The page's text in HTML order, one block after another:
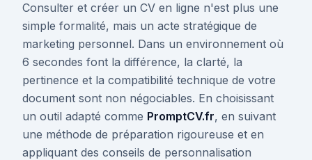
Consulter et créer un CV en ligne n'est plus une
simple formalité, mais un acte stratégique de
marketing personnel. Dans un environnement où
6 secondes font la différence, la clarté, la
pertinence et la compatibilité technique de votre
document sont non négociables. En choisissant
un outil adapté comme PromptCV.fr, en suivant
une méthode de préparation rigoureuse et en
appliquant des conseils de personnalisation